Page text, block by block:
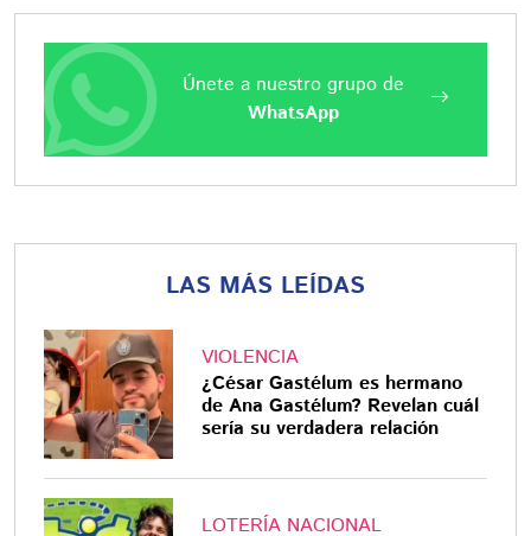
Únete a nuestro grupo de
WhatsApp
LAS MÁS LEÍDAS
VIOLENCIA
¿César Gastélum es hermano
de Ana Gastélum? Revelan cuál
sería su verdadera relación
LOTERÍA NACIONAL